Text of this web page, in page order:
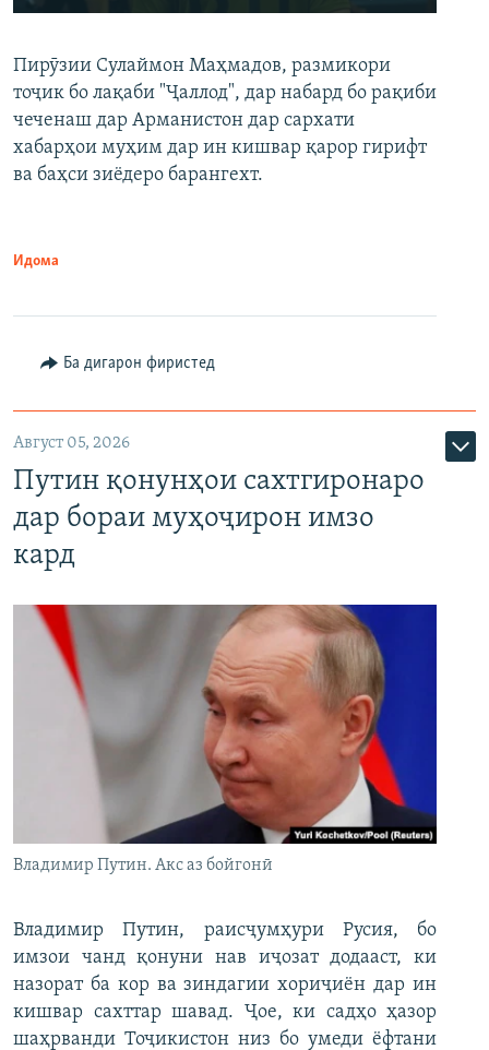
Auto 240p 360p 480p
720p 1080p
360p
480p
Пирӯзии Сулаймон Маҳмадов, размикори
тоҷик бо лақаби "Ҷаллод", дар набард бо рақиби
чеченаш дар Арманистон дар сархати
хабарҳои муҳим дар ин кишвар қарор гирифт
ва баҳси зиёдеро барангехт.
Идома
Ба дигарон фиристед
Август 05, 2026
Путин қонунҳои сахтгиронаро
дар бораи муҳоҷирон имзо
кард
Владимир Путин. Акс аз бойгонӣ
Владимир Путин, раисҷумҳури Русия, бо
имзои чанд қонуни нав иҷозат додааст, ки
назорат ба кор ва зиндагии хориҷиён дар ин
кишвар сахттар шавад. Ҷое, ки садҳо ҳазор
шаҳрванди Тоҷикистон низ бо умеди ёфтани